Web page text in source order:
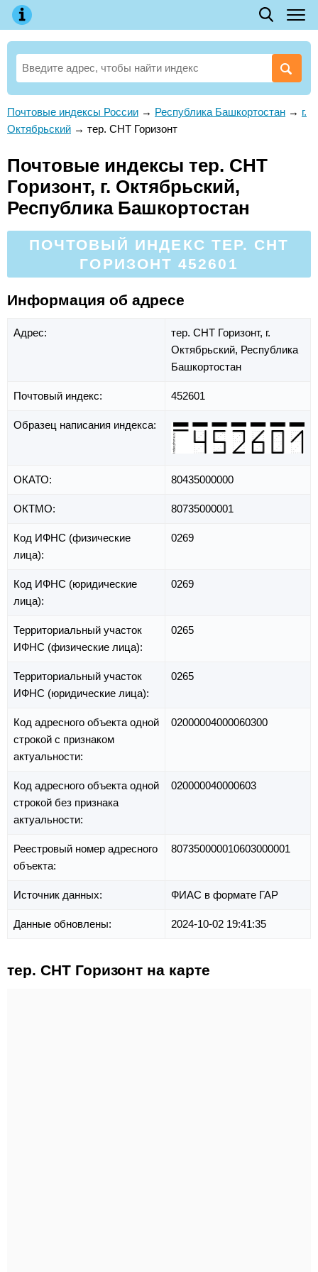
Почтовые индексы России → Республика Башкортостан → г.
Октябрьский → тер. СНТ Горизонт
Почтовые индексы тер. СНТ
Горизонт, г. Октябрьский,
Республика Башкортостан
ПОЧТОВЫЙ ИНДЕКС ТЕР. СНТ
ГОРИЗОНТ 452601
Информация об адресе
Адрес: тер. СНТ Горизонт, г.
Октябрьский, Республика
Башкортостан
Почтовый индекс: 452601
Образец написания индекса:
ОКАТО: 80435000000
ОКТМО: 80735000001
Код ИФНС (физические
лица):
0269
Код ИФНС (юридические
лица):
0269
Территориальный участок
ИФНС (физические лица):
0265
Территориальный участок
ИФНС (юридические лица):
0265
Код адресного объекта одной
строкой с признаком
актуальности:
02000004000060300
Код адресного объекта одной
строкой без признака
актуальности:
020000040000603
Реестровый номер адресного
объекта:
807350000010603000001
Источник данных: ФИАС в формате ГАР
Данные обновлены: 2024-10-02 19:41:35
тер. СНТ Горизонт на карте